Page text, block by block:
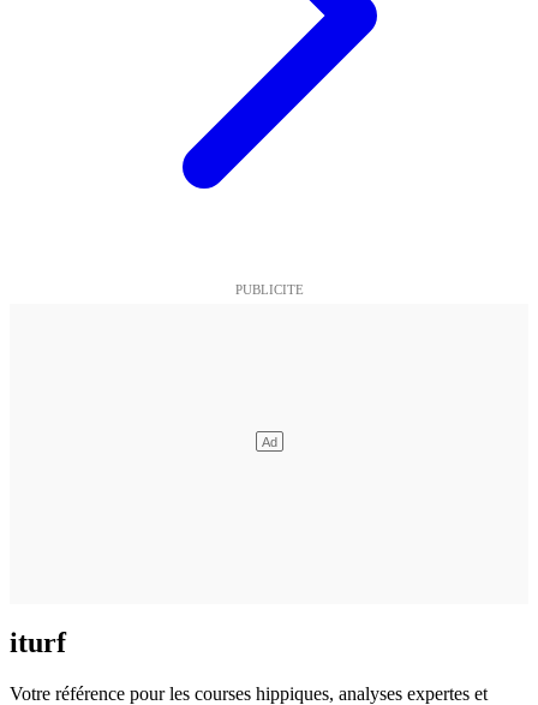
iturf
Votre référence pour les courses hippiques, analyses expertes et